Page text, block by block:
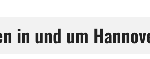
in und um